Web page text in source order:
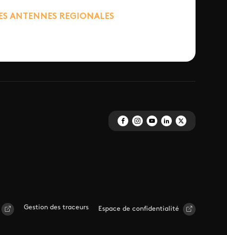
ANTENNES REGIONALES
Gestion des traceurs Espace de confidentialité